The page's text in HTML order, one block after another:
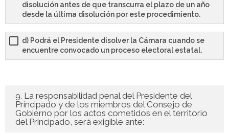
disolución antes de que transcurra el plazo de un año
desde la última disolución por este procedimiento.
d) Podrá el Presidente disolver la Cámara cuando se
encuentre convocado un proceso electoral estatal.
9. La responsabilidad penal del Presidente del
Principado y de los miembros del Consejo de
Gobierno por los actos cometidos en el territorio
del Principado, será exigible ante: